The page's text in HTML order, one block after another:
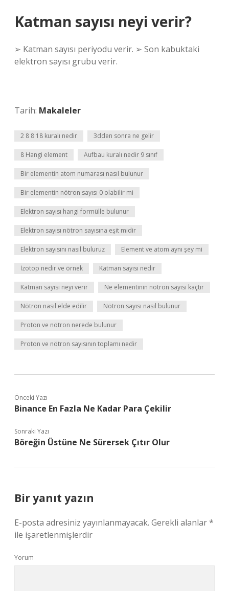
Katman sayısı neyi verir?
➢ Katman sayısı periyodu verir. ➢ Son kabuktaki
elektron sayısı grubu verir.
Tarih: Makaleler
2 8 8 18 kuralı nedir 3dden sonra ne gelir
8 Hangi element Aufbau kuralı nedir 9 sınıf
Bir elementin atom numarası nasıl bulunur
Bir elementin nötron sayısı 0 olabilir mi
Elektron sayısı hangi formülle bulunur
Elektron sayısı nötron sayısına eşit midir
Elektron sayısını nasıl buluruz Element ve atom aynı şey mi
İzotop nedir ve örnek Katman sayısı nedir
Katman sayısı neyi verir Ne elementinin nötron sayısı kaçtır
Nötron nasıl elde edilir Nötron sayısı nasıl bulunur
Proton ve nötron nerede bulunur
Proton ve nötron sayısının toplamı nedir
Önceki Yazı
Binance En Fazla Ne Kadar Para Çekilir
Sonraki Yazı
Böreğin Üstüne Ne Sürersek Çıtır Olur
Bir yanıt yazın
E-posta adresiniz yayınlanmayacak. Gerekli alanlar*
ile işaretlenmişlerdir
Yorum